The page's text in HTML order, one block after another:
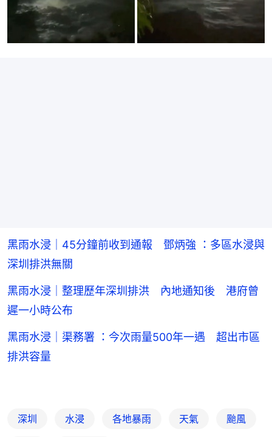
黑雨水浸｜45分鐘前收到通報 鄧炳強 ：多區水浸與
深圳排洪無關
黑雨水浸｜整理歷年深圳排洪 內地通知後 港府曾
遲一小時公布
黑雨水浸｜渠務署 ：今次雨量500年一遇 超出市區
排洪容量
深圳 水浸 各地暴雨 天氣 颱風